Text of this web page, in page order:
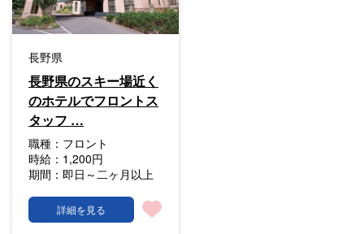
長野県
長野県のスキー場近く
のホテルでフロントス
タッフ …
職種： フロント
時給： 1,200円
期間： 即日～二ヶ月以上
詳細を見る